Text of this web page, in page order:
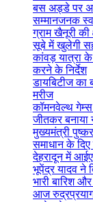
बस अड्डे पर
सम्मानजनक
ग्राम खैनूरी
सूबे में खुलेगी
कांवड़ यात्रा के
करने के निर्देश
डायबिटीज का
मरीज
कॉमनवेल्थ गेम्स
जीतकर बनाया
मुख्यमंत्री
समाधान के दिए
देहरादून में
भूपेंद्र यादव ने
भारी बारिश
आज